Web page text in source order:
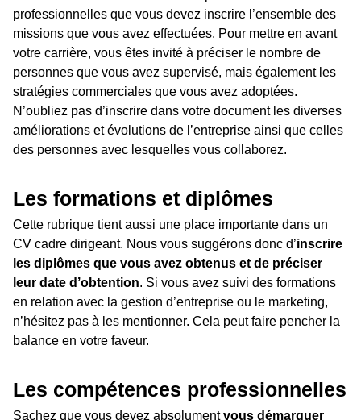
professionnelles que vous devez inscrire l’ensemble des
missions que vous avez effectuées. Pour mettre en avant
votre carrière, vous êtes invité à préciser le nombre de
personnes que vous avez supervisé, mais également les
stratégies commerciales que vous avez adoptées.
N’oubliez pas d’inscrire dans votre document les diverses
améliorations et évolutions de l’entreprise ainsi que celles
des personnes avec lesquelles vous collaborez.
Les formations et diplômes
Cette rubrique tient aussi une place importante dans un
CV cadre dirigeant. Nous vous suggérons donc d’inscrire
les diplômes que vous avez obtenus et de préciser
leur date d’obtention. Si vous avez suivi des formations
en relation avec la gestion d’entreprise ou le marketing,
n’hésitez pas à les mentionner. Cela peut faire pencher la
balance en votre faveur.
Les compétences professionnelles
Sachez que vous devez absolumentvous démarquer